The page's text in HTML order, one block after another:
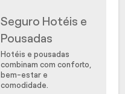
Seguro Hotéis e
Pousadas
Hotéis e pousadas
combinam com conforto,
bem-estar e
comodidade.